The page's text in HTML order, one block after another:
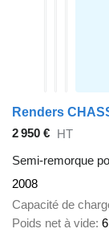
Renders
2 950 € HT
Semi-remorque
2008
Capacité de
Poids net à vide